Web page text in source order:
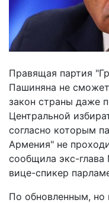
Правящая партия
Пашиняна не
закон страны даже
Центральной
согласно которым
Армения" не
сообщила экс-
вице-спикер
По обновленным, но